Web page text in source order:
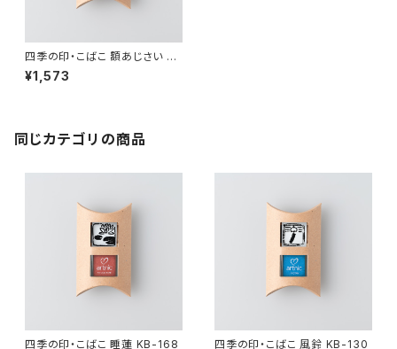
四季の印・こばこ 額あじさい KB
-175
¥1,573
同じカテゴリの商品
四季の印・こばこ 睡蓮 KB-168 四季の印・こばこ 風鈴 KB-130